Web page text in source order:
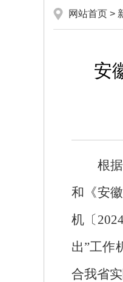
网站首页 >
安
根
和《安
机〔
出”工作
合我省